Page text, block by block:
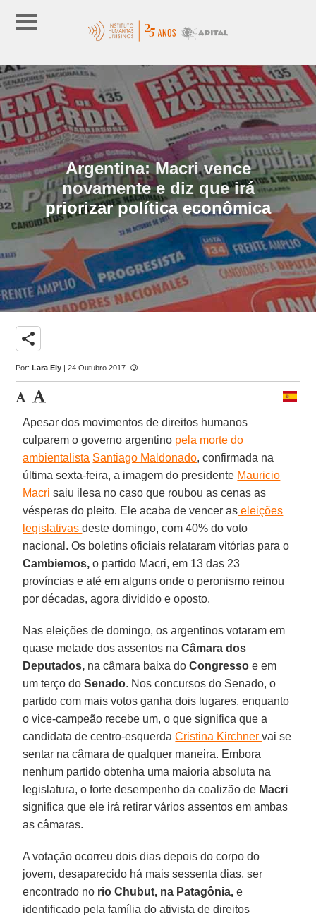
Argentina: Macri vence
novamente e diz que irá
priorizar política econômica
share
Por:Lara Ely | 24 Outubro 2017
Apesar dos movimentos de direitos humanos
culparem o governo argentino pela morte do
ambientalista Santiago Maldonado, confirmada na
última sexta-feira, a imagem do presidente Mauricio
Macri saiu ilesa no caso que roubou as cenas as
vésperas do pleito. Ele acaba de vencer as eleições
legislativasdeste domingo, com 40% do voto
nacional. Os boletins oficiais relataram vitórias para o
Cambiemos, o partido Macri, em 13 das 23
províncias e até em alguns onde o peronismo reinou
por décadas, agora dividido e oposto.
Nas eleições de domingo, os argentinos votaram em
quase metade dos assentos naCâmara dos
Deputados, na câmara baixa doCongresso e em
um terço doSenado. Nos concursos do Senado, o
partido com mais votos ganha dois lugares, enquanto
o vice-campeão recebe um, o que significa que a
candidata de centro-esquerdaCristina Kirchnervai se
sentar na câmara de qualquer maneira. Embora
nenhum partido obtenha uma maioria absoluta na
legislatura, o forte desempenho da coalizão de Macri
significa que ele irá retirar vários assentos em ambas
as câmaras.
A votação ocorreu dois dias depois do corpo do
jovem, desaparecido há mais sessenta dias, ser
encontrado no rio Chubut, na Patagônia, e
identificado pela família do ativista de direitos